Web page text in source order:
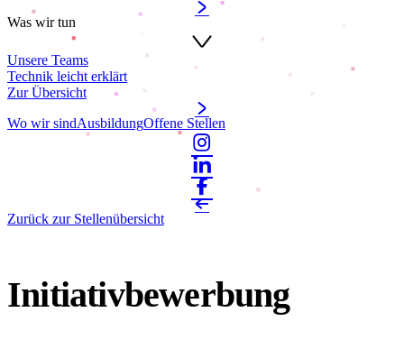
Was wir tun
Unsere Teams
Technik leicht erklärt
Zur Übersicht
Wo wir sindAusbildungOffene Stellen
Zurück zur Stellenübersicht
Initiativbewerbung